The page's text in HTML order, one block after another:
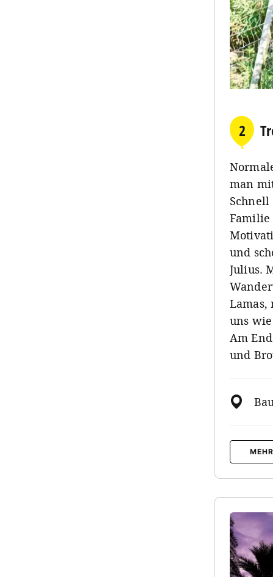
2
man
Schnell
Familie
und
Julius.
uns
Am
und